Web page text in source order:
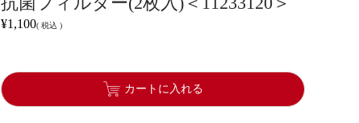
¥1,100 税込
カートに入れる